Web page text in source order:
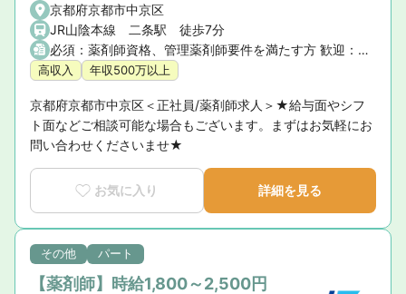
京都府京都市中京区
JR山陰本線 二条駅 徒歩7分
必須：薬剤師資格、管理薬剤師要件を満たす方 歓迎：調剤薬局での勤務経験
高収入 年収500万以上
京都府京都市中京区＜正社員/薬剤師求人＞★給与面やシフ
ト面などご相談可能な場合もございます。まずはお気軽にお
問い合わせくださいませ★
お気に入り 詳細を見る
その他 パート
【薬剤師】時給1,800～2,500円